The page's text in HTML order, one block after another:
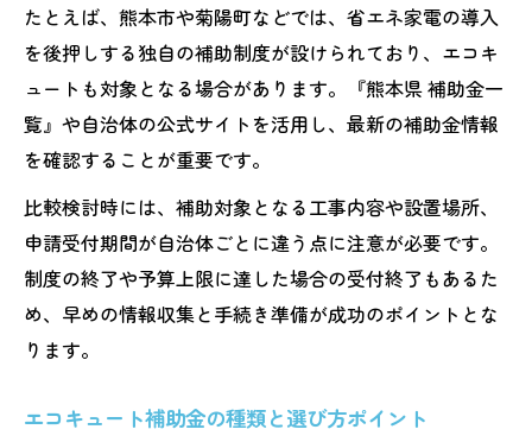
たとえば、熊本市や菊陽町などでは、省エネ家電の導入
を後押しする独自の補助制度が設けられており、エコキ
ュートも対象となる場合があります。『熊本県 補助金一
覧』や自治体の公式サイトを活用し、最新の補助金情報
を確認することが重要です。
比較検討時には、補助対象となる工事内容や設置場所、
申請受付期間が自治体ごとに違う点に注意が必要です。
制度の終了や予算上限に達した場合の受付終了もあるた
め、早めの情報収集と手続き準備が成功のポイントとな
ります。
エコキュート補助金の種類と選び方ポイント